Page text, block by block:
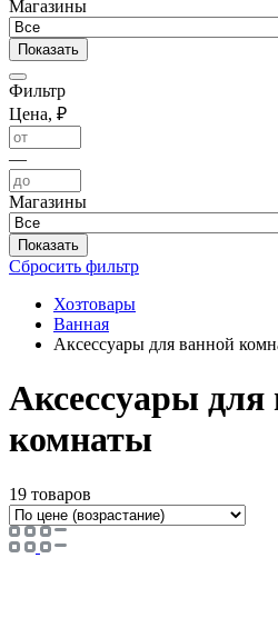
Магазины
Фильтр
Цена, ₽
—
Магазины
Сбросить фильтр
Хозтовары
Ванная
Аксессуары для ванной
Аксессуары для
комнаты
19 товаров